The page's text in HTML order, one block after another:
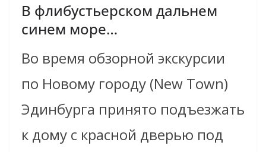
В флибустьерском дальнем
синем море…
Во время обзорной экскурсии
по Новому городу (New Town)
Эдинбурга принято подъезжать
к дому с красной дверью под